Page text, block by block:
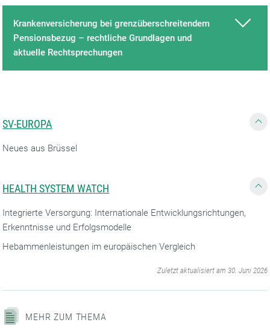
Krankenversicherung bei grenzüberschreitendem
Pensionsbezug – rechtliche Grundlagen und
aktuelle Rechtsprechungen
SV-EUROPA
Neues aus Brüssel
HEALTH SYSTEM WATCH
Integrierte Versorgung: Internationale Entwicklungsrichtungen,
Erkenntnisse und Erfolgsmodelle
Hebammenleistungen im europäischen Vergleich
Zuletzt aktualisiert am 30. Juni 2026
MEHR ZUM THEMA